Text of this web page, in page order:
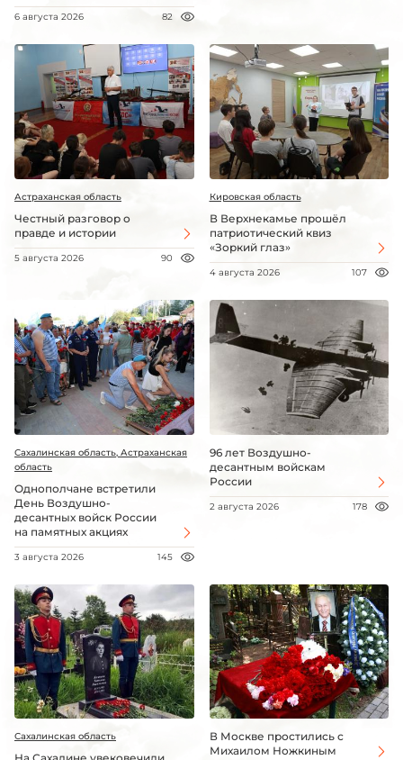
6 августа 2026 82
Астраханская область
Честный разговор о
правде и истории
5 августа 2026 90
Кировская область
В Верхнекамье прошёл
патриотический квиз
«Зоркий глаз»
4 августа 2026 107
Сахалинская область, Астраханская
область
Однополчане встретили
День Воздушно-
десантных войск России
на памятных акциях
3 августа 2026 145
96 лет Воздушно-
десантным войскам
России
2 августа 2026 178
Сахалинская область
В Москве простились с
Михаилом Ножкиным